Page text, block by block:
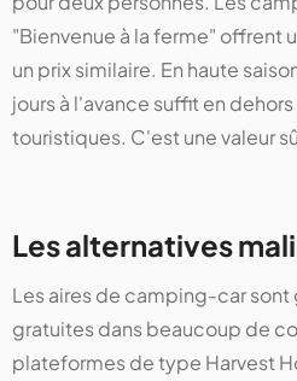
"Bienvenue à la ferme" offrent
un prix similaire. En haute
jours à l'avance suffit en
touristiques. C'est une valeur
Les alternatives
Les aires de camping-car sont
gratuites dans beaucoup de
plateformes de type Harvest